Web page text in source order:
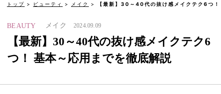
トップ ビューティ メイク 【最新】30～40代の抜け感メイクテク6つ
BEAUTY メイク 2024.09.09
【最新】30～40代の抜け感メイクテク6
つ！ 基本～応用までを徹底解説